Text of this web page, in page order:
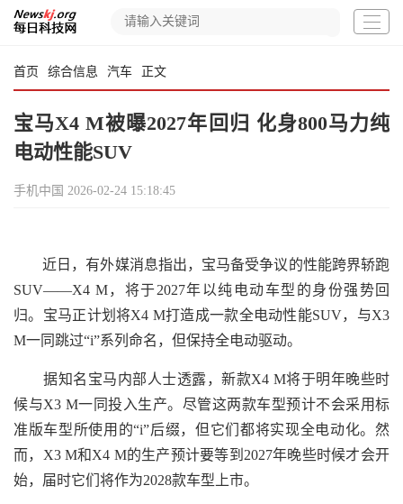
首页 综合信息 汽车 正文
宝马X4 M被曝2027年回归 化身800马力纯
电动性能SUV
手机中国 2026-02-24 15:18:45
近日，有外媒消息指出，宝马备受争议的性能跨界轿跑
SUV——X4 M，将于2027年以纯电动车型的身份强势回
归。宝马正计划将X4 M打造成一款全电动性能SUV，与X3
M一同跳过“i”系列命名，但保持全电动驱动。
据知名宝马内部人士透露，新款X4 M将于明年晚些时
候与X3 M一同投入生产。尽管这两款车型预计不会采用标
准版车型所使用的“i”后缀，但它们都将实现全电动化。然
而，X3 M和X4 M的生产预计要等到2027年晚些时候才会开
始，届时它们将作为2028款车型上市。